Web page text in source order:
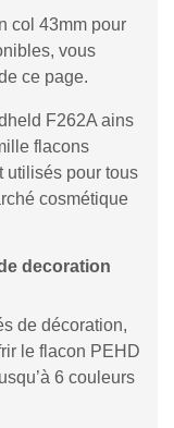
col 43mm pour
vous
ce page.
F262A ains
flacons
utilisés pour tous
cosmétique
decoration
de décoration,
le flacon PEHD
6 couleurs